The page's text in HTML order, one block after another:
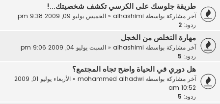
طريقة جلوسك على الكرسي تكشف شخصيتك...!
آخر مشاركة بواسطة alhashimi
« الخميس يوليو 09, 2009 9:38 pm
ردود: 2
مهارة التخلص من الخجل
آخر مشاركة بواسطة alhashimi
« السبت يوليو 04, 2009 9:06 pm
ردود: 5
هل دوري في الحياة واضح تجاه المجتمع؟
آخر مشاركة بواسطة mohammed alhadwi
«
الأربعاء يوليو 01, 2009
10:52 am
ردود: 5